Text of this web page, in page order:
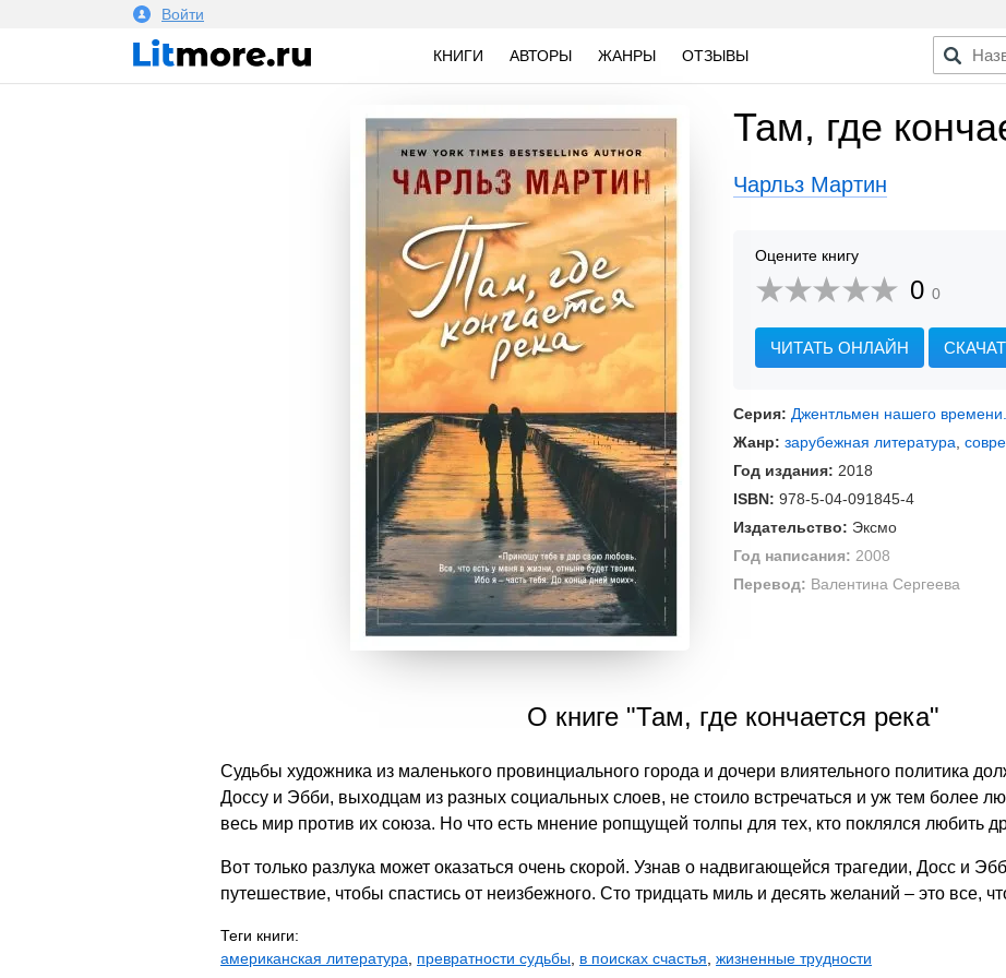
Войти
КНИГИ АВТОРЫ ЖАНРЫ ОТЗЫВЫ
Там, где
Чарльз Мартин
Оцените книгу
0 0
ЧИТАТЬ ОНЛАЙН
Серия: Джентльмен нашего
Жанр: зарубежная литература
Год издания: 2018
ISBN: 978-5-04-091845-4
Издательство: Эксмо
Год написания: 2008
Перевод: Валентина Сергеева
О книге "Там, где кончается река"
Судьбы художника из маленького провинциального города и дочери влиятельного политика
Доссу и Эбби, выходцам из разных социальных слоев, не стоило встречаться и уж тем более
весь мир против их союза. Но что есть мнение ропщущей толпы для тех, кто поклялся любить
Вот только разлука может оказаться очень скорой. Узнав о надвигающейся трагедии, Досс и
путешествие, чтобы спастись от неизбежного. Сто тридцать миль и десять желаний – это все,
Теги книги:
американская литература
превратности судьбы в поисках счастья жизненные трудности